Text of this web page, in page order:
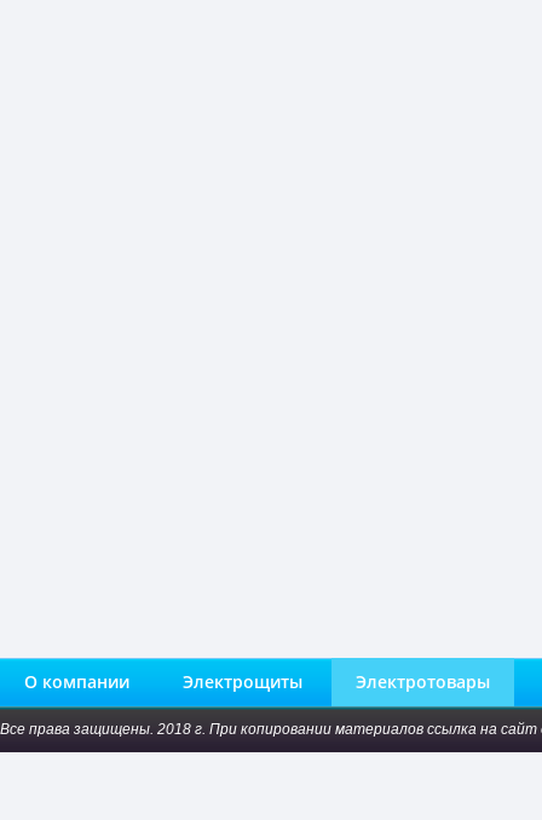
О компании Электрощиты Электротовары
Все права защищены. 2018 г. При копировании материалов ссылка на сайт